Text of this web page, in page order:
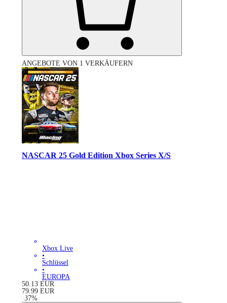
ANGEBOTE VON 1 VERKÄUFERN
NASCAR 25 Gold Edition Xbox Series X/S
Xbox Live
•
Schlüssel
•
EUROPA
50.13 EUR
79.99 EUR
-37%